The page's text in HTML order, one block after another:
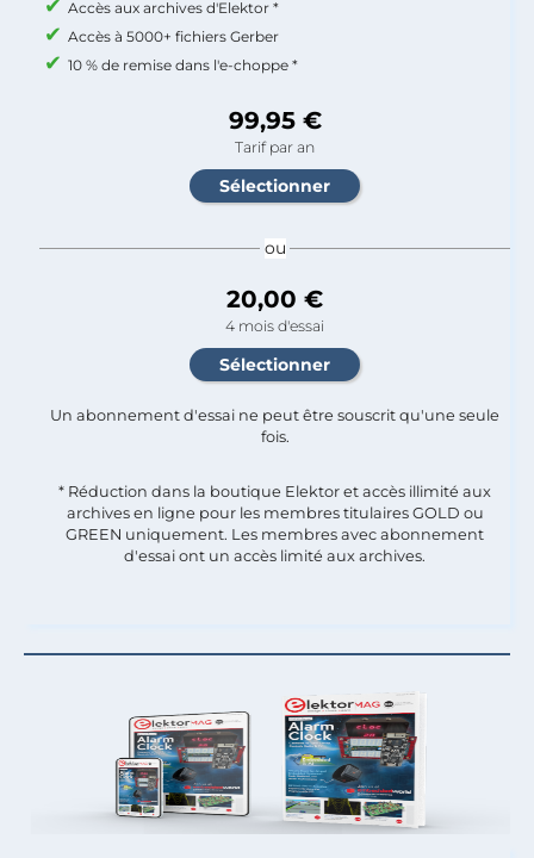
Accès aux archives d'Elektor *
Accès à 5000+ fichiers Gerber
10 % de remise dans l'e-choppe *
99,95 €
Tarif par an
ou
20,00 €
4 mois d'essai
Un abonnement d'essai ne peut être souscrit qu'une seule
fois.​
* Réduction dans la boutique Elektor et accès illimité aux
archives en ligne pour les membres titulaires GOLD ou
GREEN uniquement. Les membres avec abonnement
d'essai ont un accès limité aux archives.